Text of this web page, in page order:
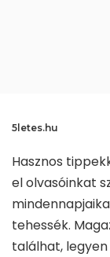
5letes.hu
Hasznos
el olvasóinkat
tehessék.
találhat,